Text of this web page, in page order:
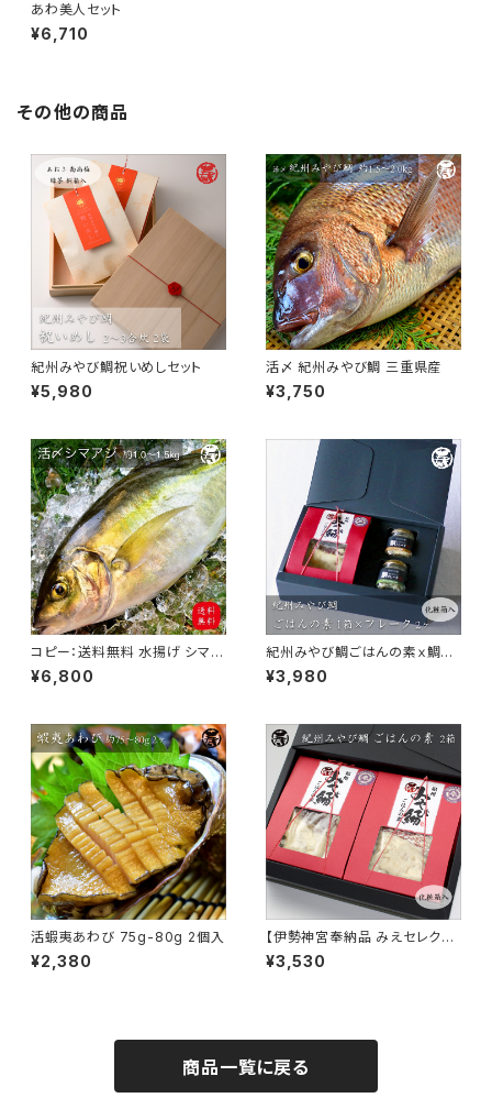
あわ美人セット
¥6,710
その他の商品
紀州みやび鯛祝いめしセット
¥5,980
活〆 紀州みやび鯛 三重県産
¥3,750
コピー：送料無料 水揚げ シマア
ジ 1.0kg-1.3kg 1尾 愛媛県
産
¥6,800
紀州みやび鯛ごはんの素ｘ鯛フ
レーク
¥3,980
活蝦夷あわび 75g-80g 2個入
¥2,380
【伊勢神宮奉納品 みえセレクシ
ョン選定品】紀州みやび鯛ごは
んの素セット（2合～3合炊き）
¥3,530
商品一覧に戻る